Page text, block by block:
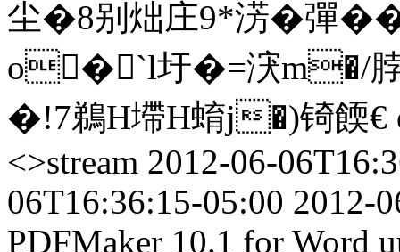
尘�8别炪庄9*淓�彈
o�`l圩�=涋m�/脖
�!7鵜H墆H蜟j�)锜餪€
<>stream 2012-06-
06T16:36:15-05:00 2012-
PDFMaker 10.1 for Word